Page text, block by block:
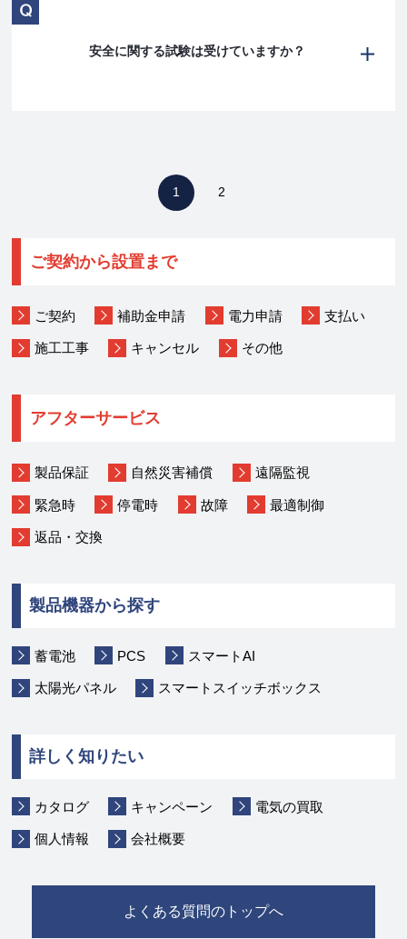
安全に関する試験は受けていますか？
1 2
ご契約から設置まで
ご契約 補助金申請 電力申請 支払い
施工工事 キャンセル その他
アフターサービス
製品保証 自然災害補償 遠隔監視
緊急時 停電時 故障 最適制御
返品・交換
製品機器から探す
蓄電池 PCS スマートAI
太陽光パネル スマートスイッチボックス
詳しく知りたい
カタログ キャンペーン 電気の買取
個人情報 会社概要
よくある質問のトップへ